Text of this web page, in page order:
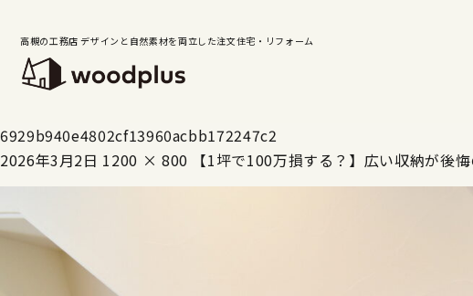
高槻の工務店 デザインと自然素材を両立した注文住宅・リフォーム
6929b940e4802cf13960acbb172247c2
2026年3月2日 1200 × 800 【1坪で100万損する？】広い収納が後